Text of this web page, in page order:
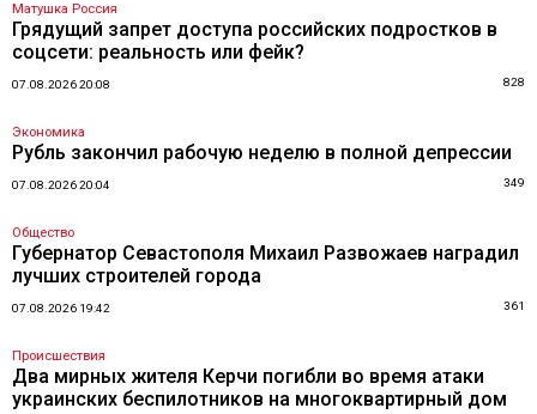
Матушка Россия
Грядущий запрет доступа российских подростков в
соцсети: реальность или фейк?
07.08.2026 20:08 828
Экономика
Рубль закончил рабочую неделю в полной депрессии
07.08.2026 20:04 349
Общество
Губернатор Севастополя Михаил Развожаев наградил
лучших строителей города
07.08.2026 19:42 361
Происшествия
Два мирных жителя Керчи погибли во время атаки
украинских беспилотников на многоквартирный дом